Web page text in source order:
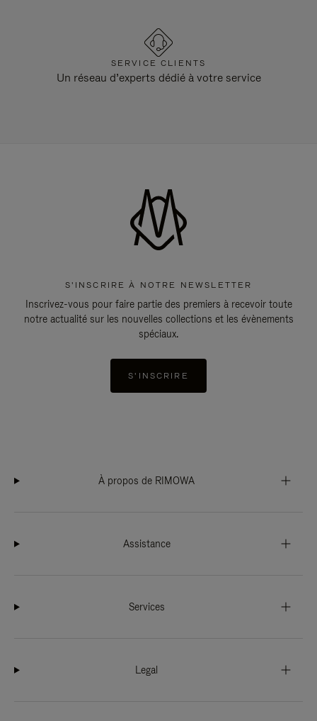
SERVICE CLIENTS
Un réseau d’experts dédié à votre service
S'INSCRIRE À NOTRE NEWSLETTER
Inscrivez-vous pour faire partie des premiers à recevoir toute
notre actualité sur les nouvelles collections et les évènements
spéciaux.
S'INSCRIRE
À propos de RIMOWA
Assistance
Services
Legal